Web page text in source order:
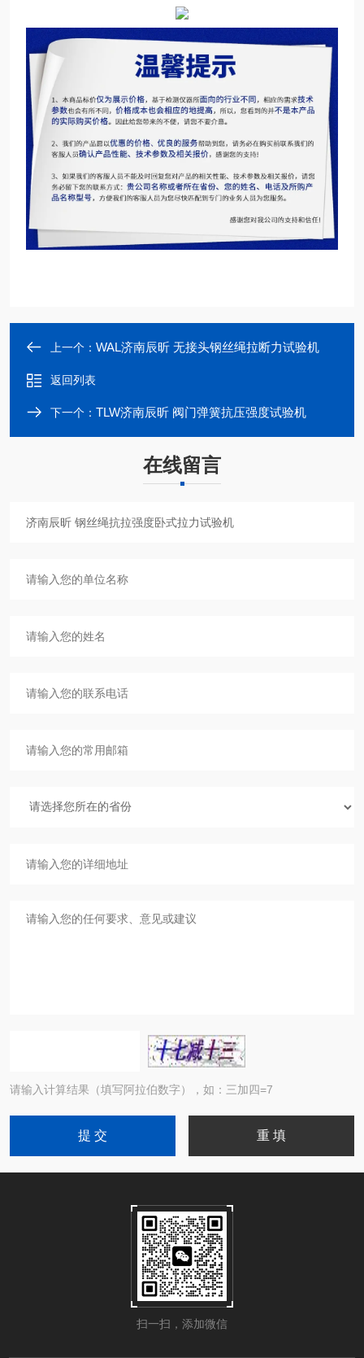
上一个： WAL济南辰昕 无接头钢丝绳拉断力试验机
返回列表
下一个： TLW济南辰昕 阀门弹簧抗压强度试验机
在线留言
请输入计算结果（填写阿拉伯数字），如：三加四=7
扫一扫，添加微信